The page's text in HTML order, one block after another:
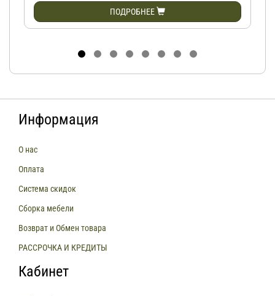
ПОДРОБНЕЕ
Информация
О нас
Оплата
Система скидок
Сборка мебели
Возврат и Обмен товара
РАССРОЧКА И КРЕДИТЫ
Кабинет